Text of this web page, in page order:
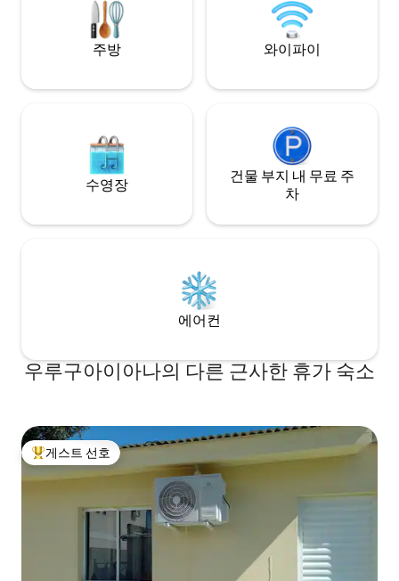
주방 와이파이
수영장
건물 부지 내 무료 주
차
에어컨
우루구아이아나의 다른 근사한 휴가 숙소
상위 게스트 선호
게스트 선호